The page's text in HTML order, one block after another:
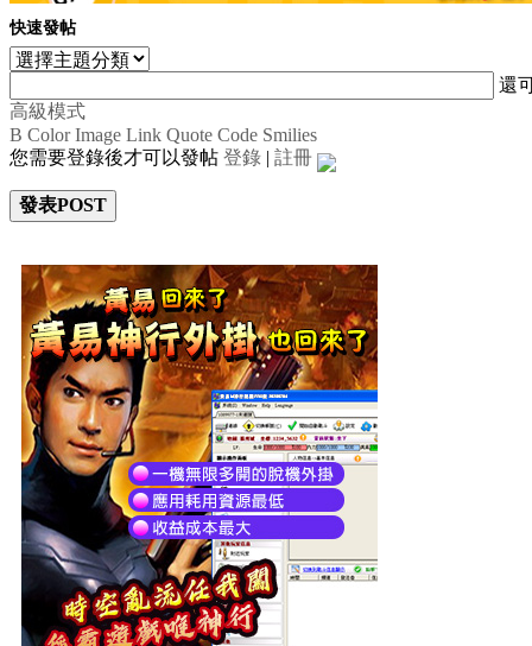
快速發帖
還
高級模式
B Color Image Link Quote Code Smilies
您需要登錄後才可以發帖 登錄 | 註冊
發表POST